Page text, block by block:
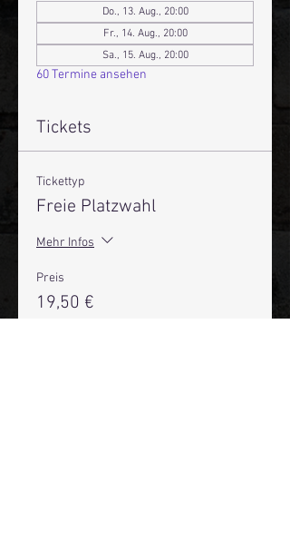
Do., 13. Aug., 20:00
Fr., 14. Aug., 20:00
Sa., 15. Aug., 20:00
60 Termine ansehen
Tickets
Tickettyp
Freie Platzwahl
Mehr Infos
Preis
19,50 €